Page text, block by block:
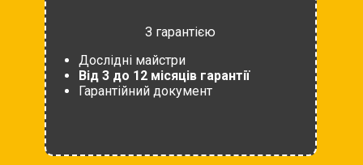
З гарантією
Дослідні майстри
Від 3 до 12 місяців гарантії
Гарантійний документ